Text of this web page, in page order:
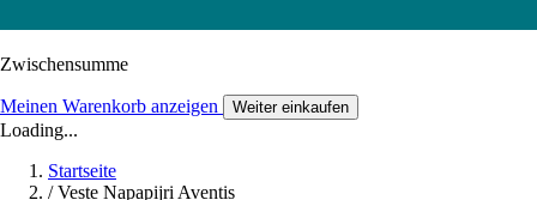
Zwischensumme
Meinen Warenkorb anzeigen Weiter einkaufen
Loading...
Startseite
/ Veste Napapijri Aventis